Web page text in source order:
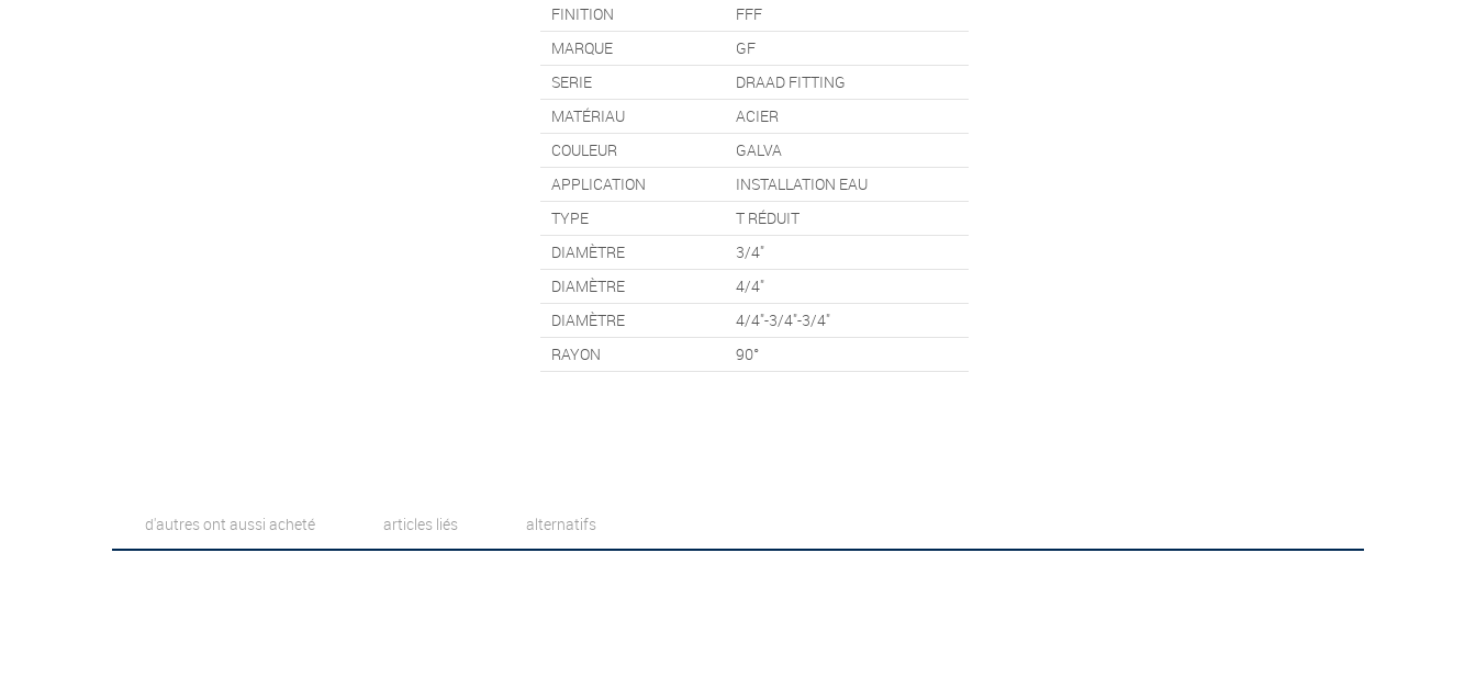
FINITION
FFF
MARQUE
GF
SERIE
DRAAD FITTING
MATÉRIAU
ACIER
COULEUR
GALVA
APPLICATION
INSTALLATION EAU
TYPE
T RÉDUIT
DIAMÈTRE
3/4"
DIAMÈTRE
4/4"
DIAMÈTRE
4/4"-3/4"-3/4"
RAYON
90°
d'autres ont aussi acheté articles liés alternatifs